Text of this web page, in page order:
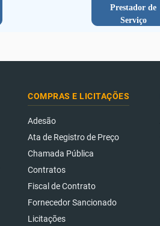
Prestador de
Serviço
COMPRAS E LICITAÇÕES
Adesão
Ata de Registro de Preço
Chamada Pública
Contratos
Fiscal de Contrato
Fornecedor Sancionado
Licitações